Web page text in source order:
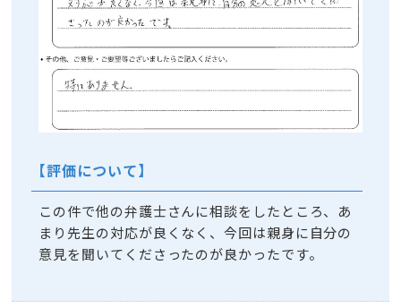
【評価について】
この件で他の弁護士さんに相談をしたところ、あ
まり先生の対応が良くなく、今回は親身に自分の
意見を聞いてくださったのが良かったです。